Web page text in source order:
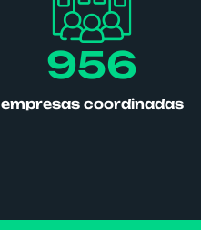
956
empresas coordinadas